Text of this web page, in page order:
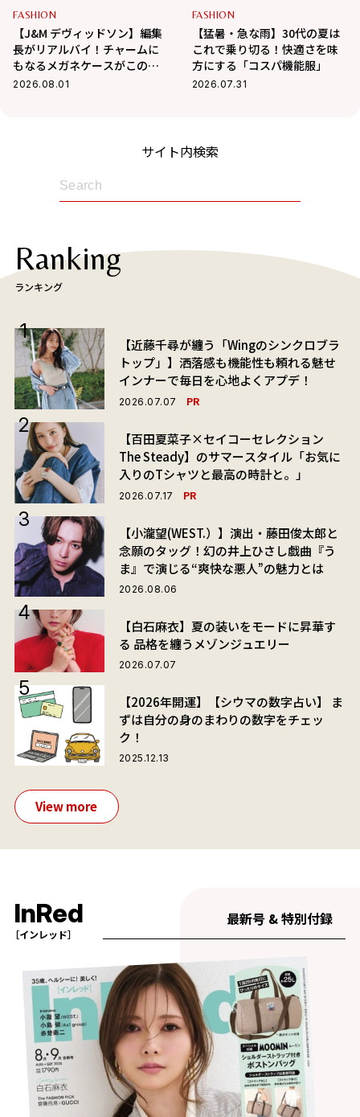
FASHION
【J&M デヴィッドソン】編集
長がリアルバイ！チャームに
もなるメガネケースがこの夏
大活躍の予感
2026.08.01
FASHION
【猛暑・急な雨】30代の夏は
これで乗り切る！快適さを味
方にする「コスパ機能服」
2026.07.31
サイト内検索
Ranking
ランキング
【近藤千尋が纏う「Wingのシンクロブラ
トップ」】洒落感も機能性も頼れる魅せ
インナーで毎日を心地よくアプデ！
2026.07.07 PR
【百田夏菜子×セイコーセレクション
The Steady】のサマースタイル「お気に
入りのTシャツと最高の時計と。」
2026.07.17 PR
【小瀧望(WEST.）】演出・藤田俊太郎と
念願のタッグ！幻の井上ひさし戯曲『う
ま』で演じる“爽快な悪人”の魅力とは
2026.08.06
【白石麻衣】夏の装いをモードに昇華す
る 品格を纏うメゾンジュエリー
2026.07.07
【2026年開運】【シウマの数字占い】 ま
ずは自分の身のまわりの数字をチェッ
ク！
2025.12.13
View more
InRed
［インレッド］
最新号 & 特別付録